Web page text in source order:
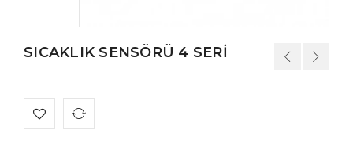
SICAKLIK SENSÖRÜ 4 SERİ